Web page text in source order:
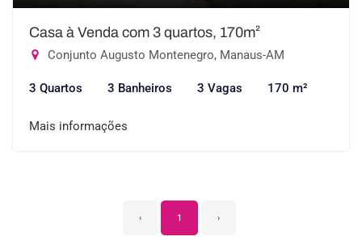
Casa à Venda com 3 quartos, 170m²
Conjunto Augusto Montenegro, Manaus-AM
3 Quartos 3 Banheiros 3 Vagas 170 m²
Mais informações
‹ 1 ›